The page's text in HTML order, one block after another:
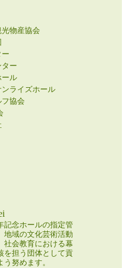
物産協会
ー
ル
ライズホール
協会
記念ホールの指定管
地域の文化芸術活動
社会教育における幕
を担う団体として貢
努めます。